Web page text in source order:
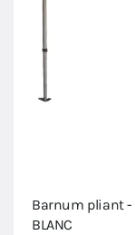
Barnum pliant -
BLANC